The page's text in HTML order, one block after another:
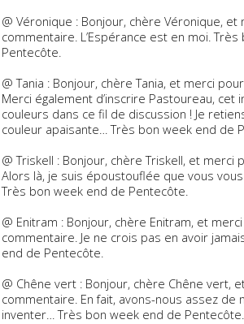
@ Véronique : Bonjour, chère Véronique, et
commentaire. L’Espérance est en moi.
Pentecôte.
@ Tania : Bonjour, chère Tania, et merci
Merci également d’inscrire Pastoureau, cet
couleurs dans ce fil de discussion ! Je
couleur apaisante… Très bon week end de
@ Triskell : Bonjour, chère Triskell, et merci
Alors là, je suis époustouflée que vous
Très bon week end de Pentecôte.
@ Enitram : Bonjour, chère Enitram, et
commentaire. Je ne crois pas en avoir
end de Pentecôte.
@ Chêne vert : Bonjour, chère Chêne vert,
commentaire. En fait, avons-nous assez de
inventer… Très bon week end de Pentecôte.